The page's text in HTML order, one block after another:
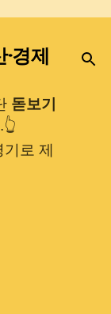
기
경제
돋보기
로 제